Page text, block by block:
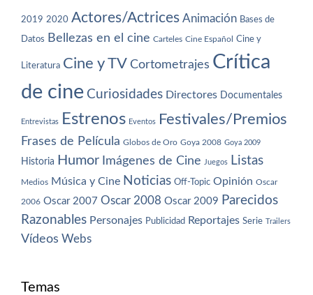
2019 2020 Actores/Actrices Animación Bases de
Datos Bellezas en el cine Carteles Cine Español Cine y
Literatura Cine y TV Cortometrajes Crítica
de cine Curiosidades Directores Documentales
Entrevistas Estrenos Eventos Festivales/Premios
Frases de Película Globos de Oro Goya 2008 Goya 2009
Historia Humor Imágenes de Cine Juegos Listas
Medios Música y Cine Noticias Off-Topic Opinión Oscar
2006 Oscar 2007 Oscar 2008 Oscar 2009 Parecidos
Razonables Personajes Publicidad Reportajes Serie Trailers
Vídeos Webs
Temas